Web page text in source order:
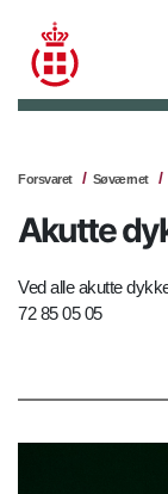
Forsvaret Søværnet
Akutte
Ved alle akutte
72 85 05 05